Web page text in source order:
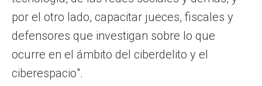
por el otro lado, capacitar jueces, fiscales y
defensores que investigan sobre lo que
ocurre en el ámbito del ciberdelito y el
ciberespacio".